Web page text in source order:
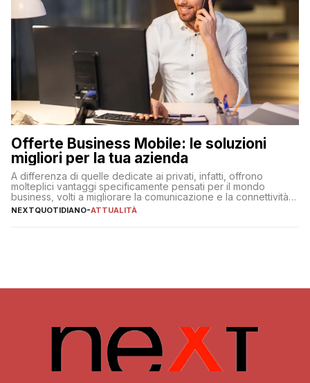
Offerte Business Mobile: le soluzioni
migliori per la tua azienda
A differenza di quelle dedicate ai privati, infatti, offrono
molteplici vantaggi specificamente pensati per il mondo
business, volti a migliorare la comunicazione e la connettività
degli utenti
NEXTQUOTIDIANO-ATTUALITÀ